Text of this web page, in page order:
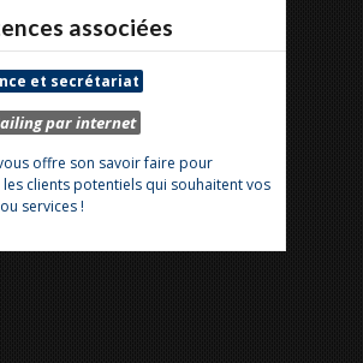
associées
et secrétariat
par internet
offre son savoir faire pour
clients potentiels qui souhaitent vos
services !